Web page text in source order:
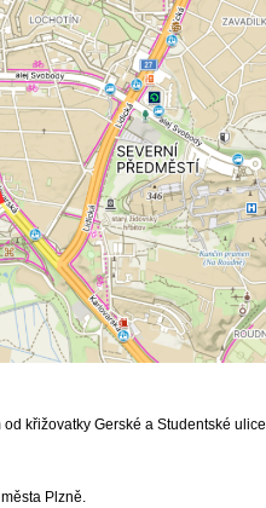
křižovatky Gerské a Studentské
Plzně.